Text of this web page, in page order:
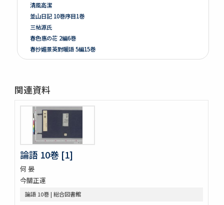
清風高潔
並山日記 10巻序目1巻
三帖源氏
春色惠の花 2編6巻
春抄媚景英對暖語 5編15巻
梅暦餘興春色辰巳園 4編12巻
竒品家雅見 3巻附録1巻
好色一代女 6巻
新うす雪物語 5巻
新撰卅六貝倭謌
好色春画本目録
禮書 150巻 (存9巻)
塵劫記 3巻 (存1巻)
東海道綱目分間之圖 5巻
屋外乃萩 ; 稲種考
関連資料
論語 10巻 [1]
何 晏
今關正運
論語 10巻 | 総合図書館